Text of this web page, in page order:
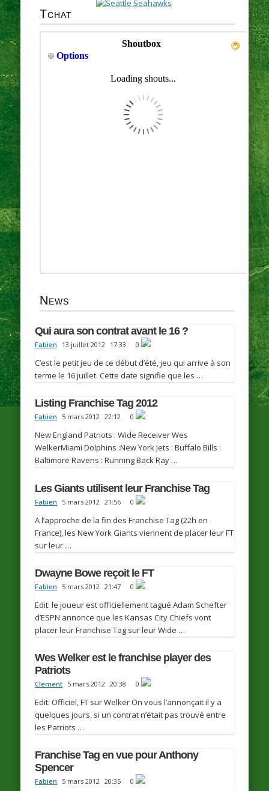
Tchat
News
Qui aura son contrat avant le 16 ?
Fabien 13 juillet 2012 17:33 0
C’est le petit jeu de ce début d’été, jeu qui arrive à son
terme le 16 juillet. Cette date signifie que les …
Listing Franchise Tag 2012
Fabien 5 mars 2012 22:12 0
New England Patriots : Wide Receiver Wes
WelkerMiami Dolphins :New York Jets : Buffalo Bills :
Baltimore Ravens : Running Back Ray …
Les Giants utilisent leur Franchise Tag
Fabien 5 mars 2012 21:56 0
A l’approche de la fin des Franchise Tag (22h en
France), les New York Giants viennent de placer leur FT
sur leur …
Dwayne Bowe reçoit le FT
Fabien 5 mars 2012 21:47 0
Edit: le joueur est officiellement tagué.Adam Schefter
d’ESPN annonce que les Kansas City Chiefs vont
placer leur Franchise Tag sur leur Wide …
Wes Welker est le franchise player des
Patriots
Clement 5 mars 2012 20:38 0
Edit: Officiel, FT sur Welker On vous l’annonçait il y a
quelques jours, si un contrat n’était pas trouvé entre
les Patriots …
Franchise Tag en vue pour Anthony
Spencer
Fabien 5 mars 2012 20:35 0